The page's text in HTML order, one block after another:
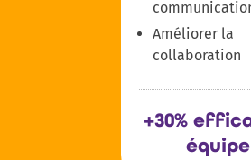
Améliorer la
collaboration
+30%
équipe